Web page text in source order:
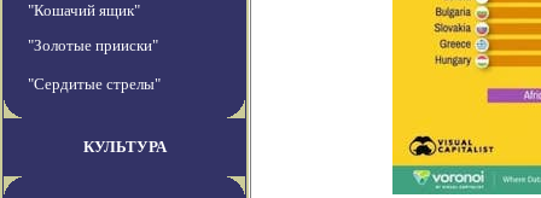
"Кошачий ящик"
"Золотые прииски"
"Сердитые стрелы"
КУЛЬТУРА